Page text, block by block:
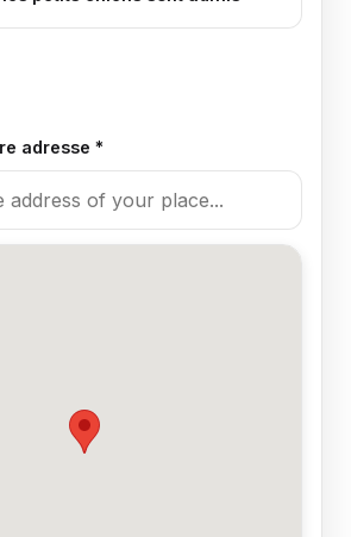
les chiens
adresse *